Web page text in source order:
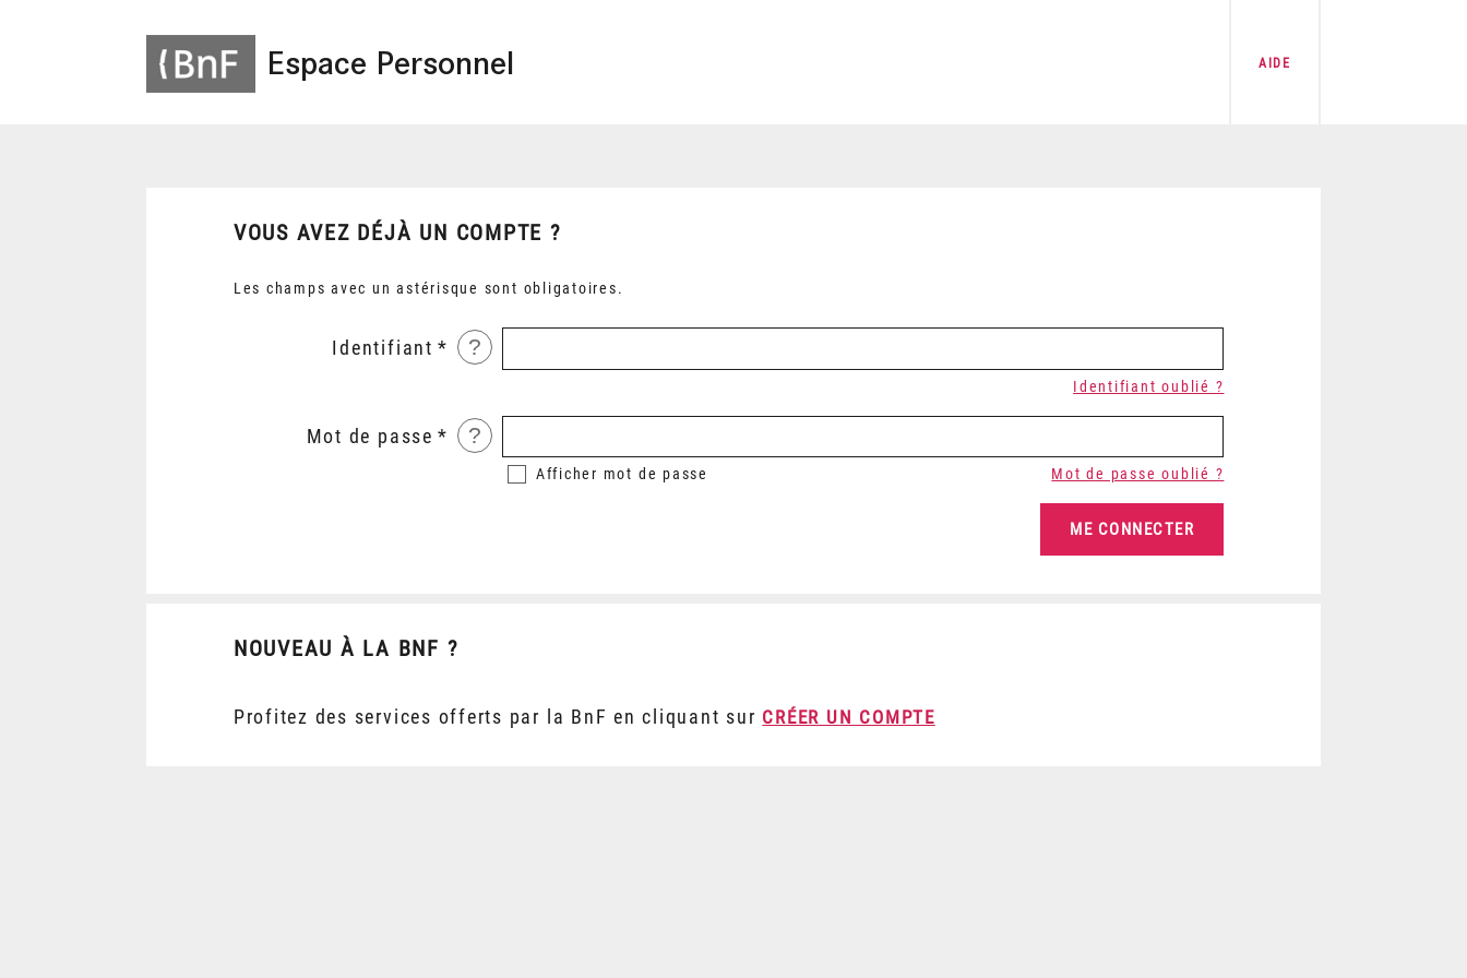
Espace Personnel AIDE
VOUS AVEZ DÉJÀ UN COMPTE ?
Les champs avec un astérisque sont obligatoires.
Identifiant ?
Identifiant oublié ?
Mot de passe ?
Afficher mot de passe Mot de passe oublié ?
NOUVEAU À LA BNF ?
Profitez des services offerts par la BnF en cliquant sur CRÉER UN COMPTE